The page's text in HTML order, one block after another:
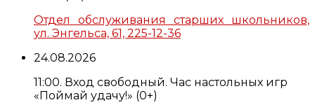
Отдел обслуживания старших школьников,
ул. Энгельса, 61, 225-12-36
24.08.2026
11:00. Вход свободный. Час настольных игр
«Поймай удачу!» (0+)